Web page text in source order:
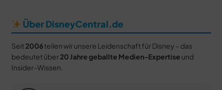
Über DisneyCentral.de
Seit 2006teilen wir unsere Leidenschaft für Disney – das
bedeutet über 20 Jahre geballte Medien-Expertise und
Insider-Wissen.